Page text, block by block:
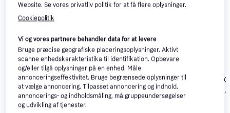
Kumho PorTran KC53
205/65 R16C
107/105T 8PR
Toyo Celsius Cargo
205/65 R16C
107/105T
Toyo Celsius
112/110T
Website. Se vores privatliv politik for at få flere oplysninger.
Cookiepolitik
Vi og vores partnere behandler data for at levere
Bruge præcise geografiske placeringsoplysninger. Aktivt
scanne enhedskarakteristika til identifikation. Opbevare
og/eller tilgå oplysninger på en enhed. Måle
annonceringseffektivitet. Bruge begrænsede oplysninger til
at vælge annoncering. Tilpasset annoncering og indhold,
annoncerings- og indholdsmåling, målgruppeundersøgelser
og udvikling af tjenester.